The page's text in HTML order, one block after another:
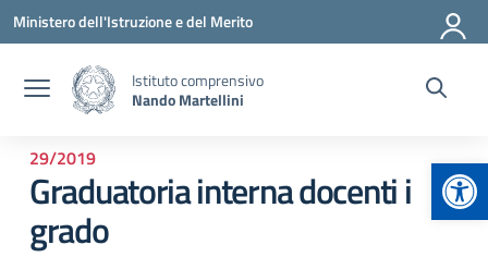
Vai ai contenuti
Vai al menu di navigazione
Vai al footer
Ministero dell'Istruzione e del Merito
Istituto comprensivo
Nando Martellini
29/2019
Graduatoria interna docenti i
grado